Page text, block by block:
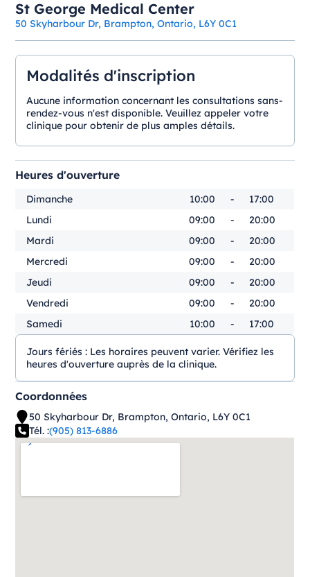
St George Medical Center
50 Skyharbour Dr, Brampton, Ontario, L6Y 0C1
Modalités d'inscription
Aucune information concernant les consultations sans-
rendez-vous n'est disponible. Veuillez appeler votre
clinique pour obtenir de plus amples détails.
Heures d'ouverture
Dimanche 10:00 -
17:00
Lundi
09:00 -
20:00
Mardi
09:00 -
20:00
Mercredi
09:00 -
20:00
Jeudi
09:00 -
20:00
Vendredi
09:00 -
20:00
Samedi
10:00 - 17:00
Jours fériés : Les horaires peuvent varier. Vérifiez les
heures d'ouverture auprès de la clinique.
Coordonnées
50 Skyharbour Dr, Brampton, Ontario, L6Y 0C1
Tél. :(905) 813-6886